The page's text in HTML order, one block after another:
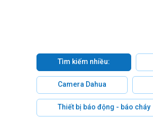
Tìm kiếm nhiều:
Camera Dahua
Thiết bị báo động - báo cháy